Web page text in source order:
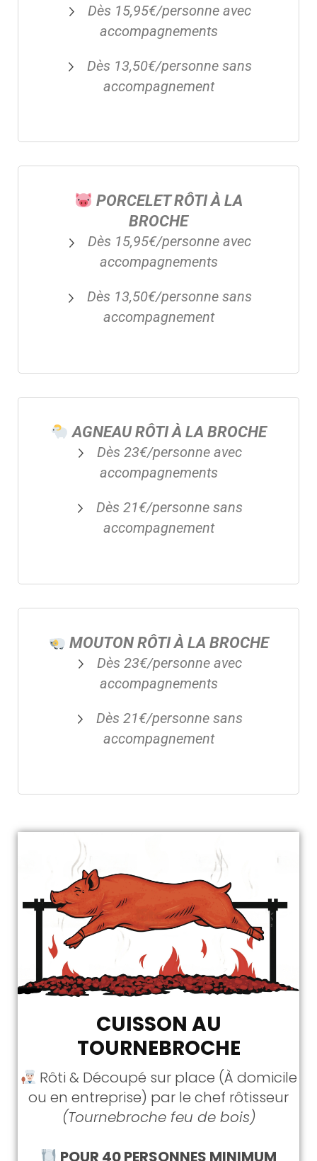
Dès 15,95€/personne avec
accompagnements
Dès 13,50€/personne sans
accompagnement
PORCELET RÔTI À LA
BROCHE
Dès 15,95€/personne avec
accompagnements
Dès 13,50€/personne sans
accompagnement
AGNEAU RÔTI À LA BROCHE
Dès 23€/personne avec
accompagnements
Dès 21€/personne sans
accompagnement
MOUTON RÔTI À LA BROCHE
Dès 23€/personne avec
accompagnements
Dès 21€/personne sans
accompagnement
CUISSON AU
TOURNEBROCHE
Rôti & Découpé sur place (À domicile
ou en entreprise) par le chef rôtisseur
(Tournebroche feu de bois)
POUR 40 PERSONNES MINIMUM